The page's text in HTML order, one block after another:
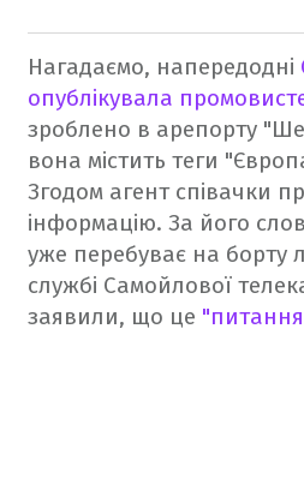
Нагадаємо, напередодні
опублікувала
зроблено в арепорту
вона містить теги
Згодом агент співачки
інформацію. За його
уже перебуває на борту
службі Самойлової
заявили, що це